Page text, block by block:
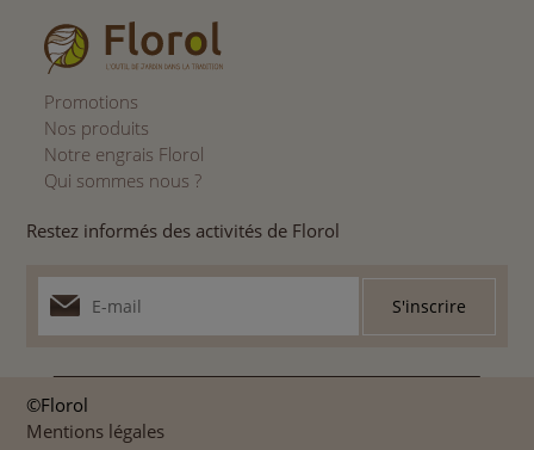
Promotions
Nos produits
Notre engrais Florol
Qui sommes nous ?
Restez informés des activités de Florol
©Florol
Mentions légales